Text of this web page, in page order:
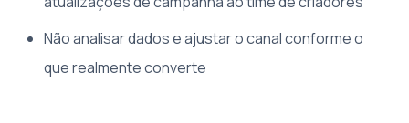
Não analisar dados e ajustar o canal conforme o
que realmente converte